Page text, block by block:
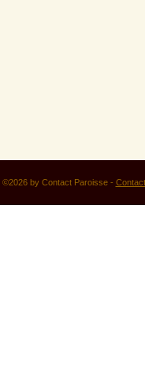
©2026 by Contact Paroisse - Contact